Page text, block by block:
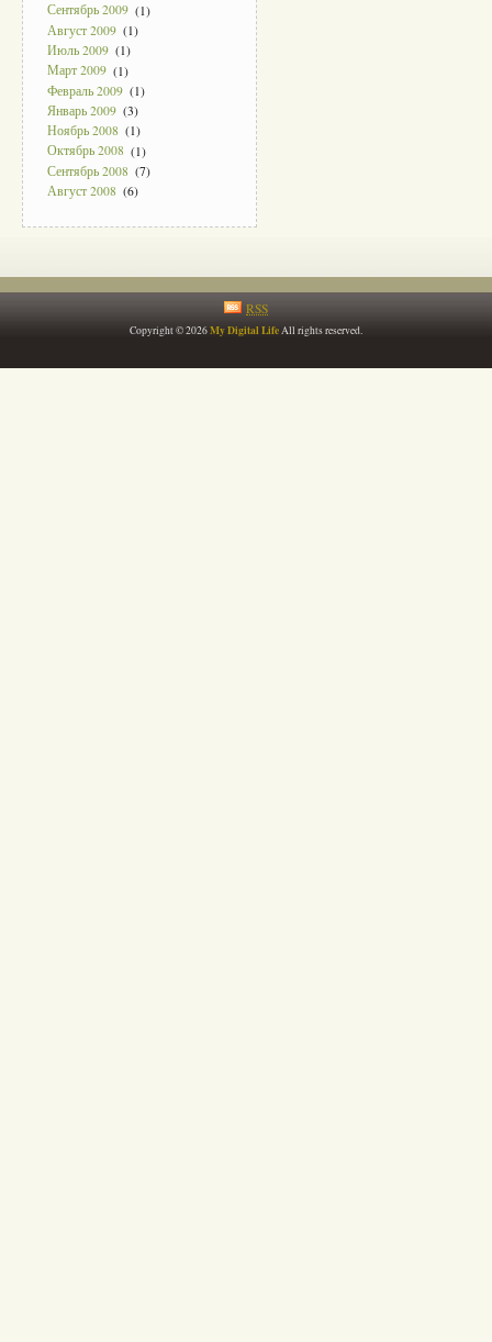
Сентябрь 2009 (1)
Август 2009 (1)
Июль 2009 (1)
Март 2009 (1)
Февраль 2009 (1)
Январь 2009 (3)
Ноябрь 2008 (1)
Октябрь 2008 (1)
Сентябрь 2008 (7)
Август 2008 (6)
RSS
Copyright © 2026My Digital LifeAll rights reserved.